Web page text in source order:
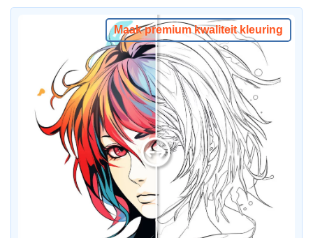
Maak premium kwaliteit kleuring